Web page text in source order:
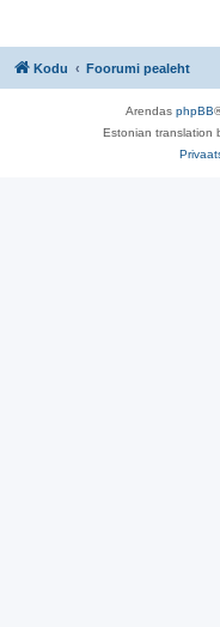
Kodu Foorumi pealeht
Arendas phpBB
Estonian translation